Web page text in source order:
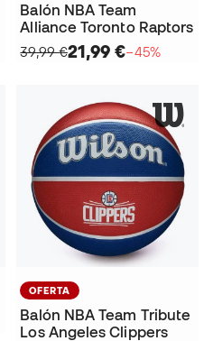
Balón NBA Team
Alliance Toronto Raptors
39,99 €21,99 €−45%
OFERTA
Balón NBA Team Tribute
Los Angeles Clippers